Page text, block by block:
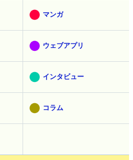
マンガ
ウェブアプリ
インタビュー
コラム